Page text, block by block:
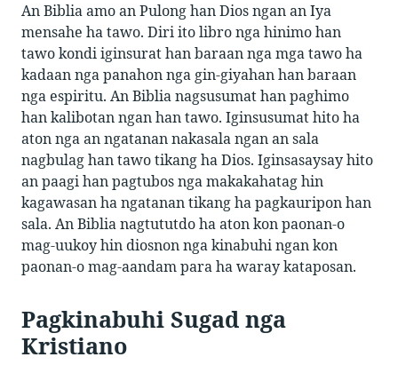
An Biblia amo an Pulong han Dios ngan an Iya
mensahe ha tawo. Diri ito libro nga hinimo han
tawo kondi iginsurat han baraan nga mga tawo ha
kadaan nga panahon nga gin-giyahan han baraan
nga espiritu. An Biblia nagsusumat han paghimo
han kalibotan ngan han tawo. Iginsusumat hito ha
aton nga an ngatanan nakasala ngan an sala
nagbulag han tawo tikang ha Dios. Iginsasaysay hito
an paagi han pagtubos nga makakahatag hin
kagawasan ha ngatanan tikang ha pagkauripon han
sala. An Biblia nagtututdo ha aton kon paonan-o
mag-uukoy hin diosnon nga kinabuhi ngan kon
paonan-o mag-aandam para ha waray kataposan.
Pagkinabuhi Sugad nga
Kristiano